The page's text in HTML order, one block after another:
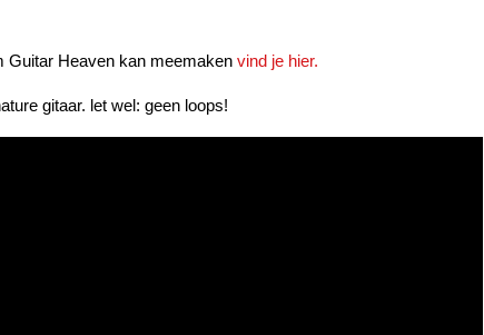
Guitar Heaven kan meemaken vind je hier.
gitaar. let wel: geen loops!